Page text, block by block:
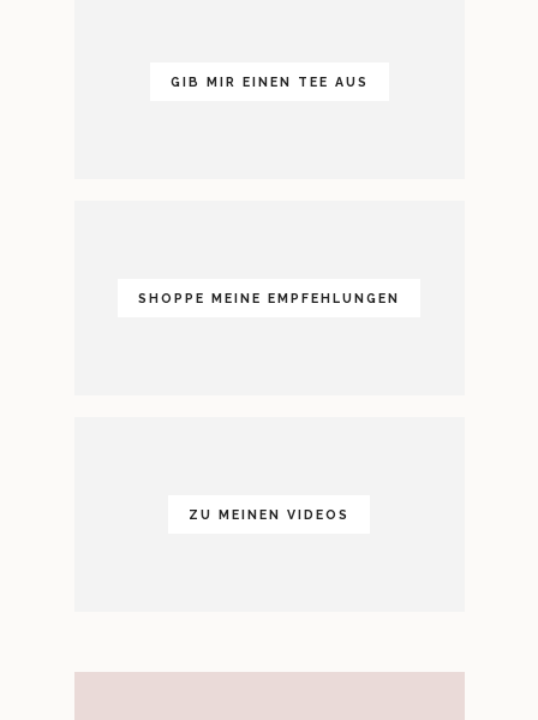
GIB MIR EINEN TEE AUS
SHOPPE MEINE EMPFEHLUNGEN
ZU MEINEN VIDEOS